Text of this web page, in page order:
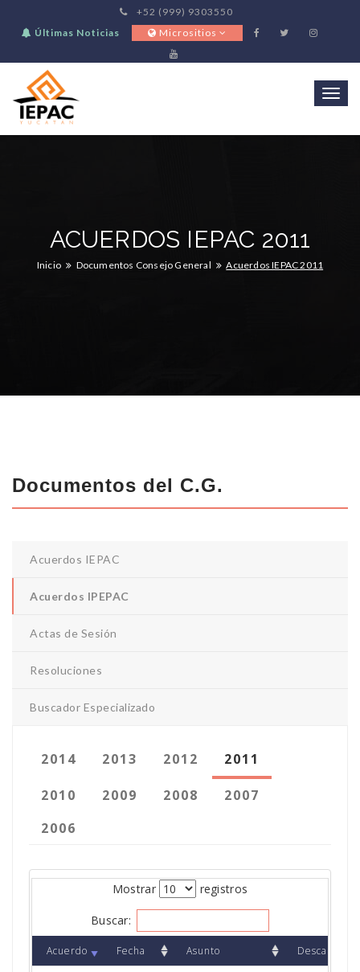
+52 (999) 9303550
Últimas Noticias
Micrositios
ACUERDOS IEPAC 2011
Inicio Documentos Consejo General Acuerdos IEPAC 2011
Documentos del C.G.
Acuerdos IEPAC
Acuerdos IPEPAC
Actas de Sesión
Resoluciones
Buscador Especializado
2014 2013 2012 2011
2010 2009 2008
2007
2006
Mostrar registros
Buscar:
Acuerdo Fecha Asunto Descargar